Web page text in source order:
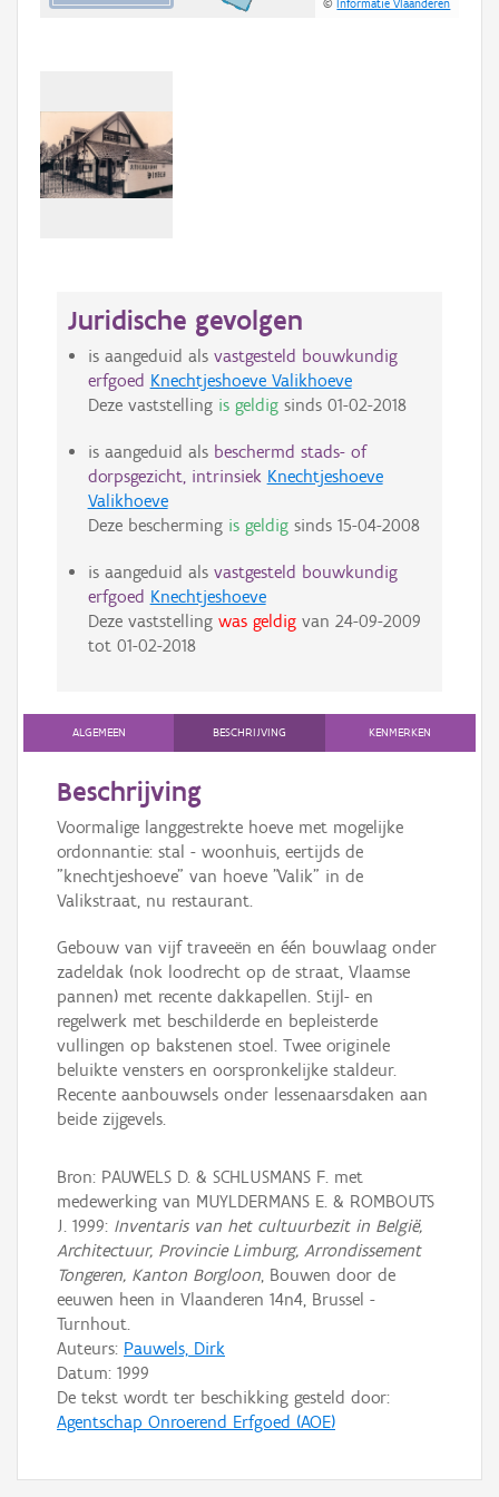
©Informatie Vlaanderen
Juridische gevolgen
is aangeduid als vastgesteld bouwkundig
erfgoed Knechtjeshoeve Valikhoeve
Deze vaststelling is geldigsinds 01-02-2018
is aangeduid als beschermd stads- of
dorpsgezicht, intrinsiek Knechtjeshoeve
Valikhoeve
Deze bescherming is geldigsinds 15-04-2008
is aangeduid als vastgesteld bouwkundig
erfgoed Knechtjeshoeve
Deze vaststelling was geldigvan 24-09-2009
tot 01-02-2018
ALGEMEEN BESCHRIJVING KENMERKEN
Beschrijving
Voormalige langgestrekte hoeve met mogelijke
ordonnantie: stal - woonhuis, eertijds de
"knechtjeshoeve" van hoeve "Valik" in de
Valikstraat, nu restaurant.
Gebouw van vijf traveeën en één bouwlaag onder
zadeldak (nok loodrecht op de straat, Vlaamse
pannen) met recente dakkapellen. Stijl- en
regelwerk met beschilderde en bepleisterde
vullingen op bakstenen stoel. Twee originele
beluikte vensters en oorspronkelijke staldeur.
Recente aanbouwsels onder lessenaarsdaken aan
beide zijgevels.
Bron: PAUWELS D. & SCHLUSMANS F. met
medewerking van MUYLDERMANS E. & ROMBOUTS
J. 1999: Inventaris van het cultuurbezit in België,
Architectuur, Provincie Limburg, Arrondissement
Tongeren, Kanton Borgloon, Bouwen door de
eeuwen heen in Vlaanderen 14n4, Brussel -
Turnhout.
Auteurs: Pauwels, Dirk
Datum: 1999
De tekst wordt ter beschikking gesteld door:
Agentschap Onroerend Erfgoed (AOE)